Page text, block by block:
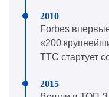
Forbes
«200
ТТС стартует